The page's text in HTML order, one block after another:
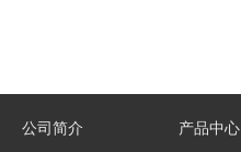
公司简介 产品中心